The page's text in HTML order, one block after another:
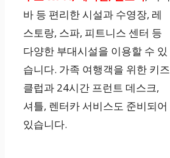
바 등 편리한 시설과 수영장, 레
스토랑, 스파, 피트니스 센터 등
다양한 부대시설을 이용할 수 있
습니다. 가족 여행객을 위한 키즈
클럽과 24시간 프런트 데스크,
셔틀, 렌터카 서비스도 준비되어
있습니다.